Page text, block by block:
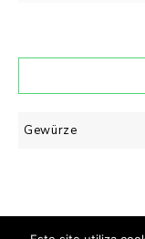
Kategorien